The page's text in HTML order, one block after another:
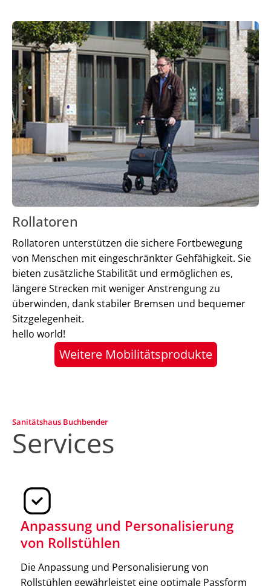
Rollatoren
Rollatoren unterstützen die sichere Fortbewegung
von Menschen mit eingeschränkter Gehfähigkeit. Sie
bieten zusätzliche Stabilität und ermöglichen es,
längere Strecken mit weniger Anstrengung zu
überwinden, dank stabiler Bremsen und bequemer
Sitzgelegenheit.
hello world!
Elektromobile
Elektromobile bieten eine komfortable, elektrisch
Weitere Mobilitätsprodukte
Sanitätshaus Buchbender
Services
Anpassung und Personalisierung
von Rollstühlen
Die Anpassung und Personalisierung von
Rollstühlen gewährleistet eine optimale Passform